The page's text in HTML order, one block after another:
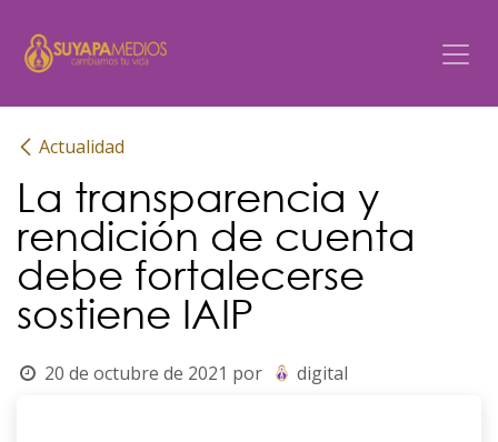
Actualidad
La transparencia y
rendición de cuenta
debe fortalecerse
sostiene IAIP
20 de octubre de 2021 por digital